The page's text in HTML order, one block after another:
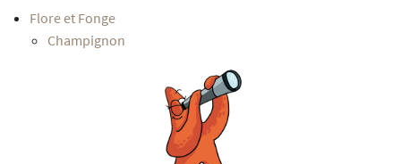
Flore et Fonge
Champignon